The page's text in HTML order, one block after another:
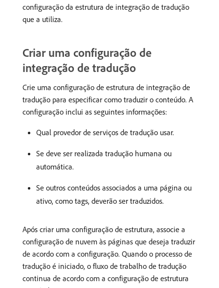
configuração da estrutura de integração de tradução
que a utiliza.
Criar uma configuração de
integração de tradução
Crie uma configuração de estrutura de integração de
tradução para especificar como traduzir o conteúdo. A
configuração inclui as seguintes informações:
Qual provedor de serviços de tradução usar.
Se deve ser realizada tradução humana ou
automática.
Se outros conteúdos associados a uma página ou
ativo, como tags, deverão ser traduzidos.
Após criar uma configuração de estrutura, associe a
configuração de nuvem às páginas que deseja traduzir
de acordo com a configuração. Quando o processo de
tradução é iniciado, o fluxo de trabalho de tradução
continua de acordo com a configuração de estrutura